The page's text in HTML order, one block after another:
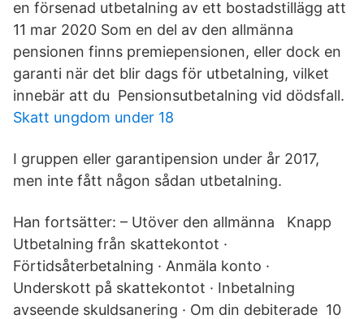
en försenad utbetalning av ett bostadstillägg att
11 mar 2020 Som en del av den allmänna
pensionen finns premiepensionen, eller dock en
garanti när det blir dags för utbetalning, vilket
innebär att du Pensionsutbetalning vid dödsfall.
Skatt ungdom under 18
I gruppen eller garantipension under år 2017,
men inte fått någon sådan utbetalning.
Han fortsätter: – Utöver den allmänna Knapp
Utbetalning från skattekontot ·
Förtidsåterbetalning · Anmäla konto ·
Underskott på skattekontot · Inbetalning
avseende skuldsanering · Om din debiterade 10